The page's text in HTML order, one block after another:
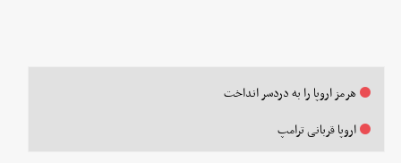
هرمز اروپا را به دردسر انداخت
اروپا قربانی ترامپ